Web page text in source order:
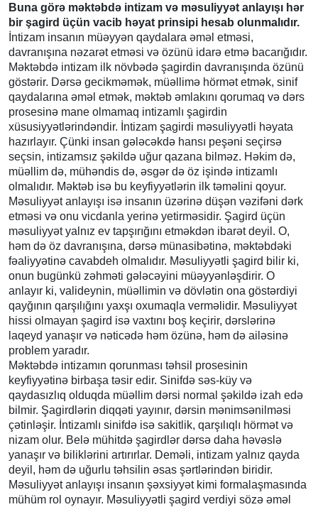
Buna görə məktəbdə intizam və məsuliyyət anlayışı hər
bir şagird üçün vacib həyat prinsipi hesab olunmalıdır.
İntizam insanın müəyyən qaydalara əməl etməsi,
davranışına nəzarət etməsi və özünü idarə etmə bacarığıdır.
Məktəbdə intizam ilk növbədə şagirdin davranışında özünü
göstərir. Dərsə gecikməmək, müəllimə hörmət etmək, sinif
qaydalarına əməl etmək, məktəb əmlakını qorumaq və dərs
prosesinə mane olmamaq intizamlı şagirdin
xüsusiyyətlərindəndir. İntizam şagirdi məsuliyyətli həyata
hazırlayır. Çünki insan gələcəkdə hansı peşəni seçirsə
seçsin, intizamsız şəkildə uğur qazana bilməz. Həkim də,
müəllim də, mühəndis də, əsgər də öz işində intizamlı
olmalıdır. Məktəb isə bu keyfiyyətlərin ilk təməlini qoyur.
Məsuliyyət anlayışı isə insanın üzərinə düşən vəzifəni dərk
etməsi və onu vicdanla yerinə yetirməsidir. Şagird üçün
məsuliyyət yalnız ev tapşırığını etməkdən ibarət deyil. O,
həm də öz davranışına, dərsə münasibətinə, məktəbdəki
fəaliyyətinə cavabdeh olmalıdır. Məsuliyyətli şagird bilir ki,
onun bugünkü zəhməti gələcəyini müəyyənləşdirir. O
anlayır ki, valideynin, müəllimin və dövlətin ona göstərdiyi
qayğının qarşılığını yaxşı oxumaqla verməlidir. Məsuliyyət
hissi olmayan şagird isə vaxtını boş keçirir, dərslərinə
laqeyd yanaşır və nəticədə həm özünə, həm də ailəsinə
problem yaradır.
Məktəbdə intizamın qorunması təhsil prosesinin
keyfiyyətinə birbaşa təsir edir. Sinifdə səs-küy və
qaydasızlıq olduqda müəllim dərsi normal şəkildə izah edə
bilmir. Şagirdlərin diqqəti yayınır, dərsin mənimsənilməsi
çətinləşir. İntizamlı sinifdə isə sakitlik, qarşılıqlı hörmət və
nizam olur. Belə mühitdə şagirdlər dərsə daha həvəslə
yanaşır və biliklərini artırırlar. Deməli, intizam yalnız qayda
deyil, həm də uğurlu təhsilin əsas şərtlərindən biridir.
Məsuliyyət anlayışı insanın şəxsiyyət kimi formalaşmasında
mühüm rol oynayır. Məsuliyyətli şagird verdiyi sözə əməl